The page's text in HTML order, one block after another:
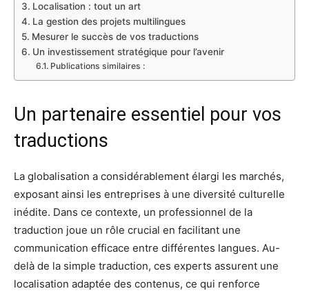
Localisation : tout un art
La gestion des projets multilingues
Mesurer le succès de vos traductions
Un investissement stratégique pour l’avenir
Publications similaires :
Un partenaire essentiel pour vos
traductions
La globalisation a considérablement élargi les marchés,
exposant ainsi les entreprises à une diversité culturelle
inédite. Dans ce contexte, un professionnel de la
traduction joue un rôle crucial en facilitant une
communication efficace entre différentes langues. Au-
delà de la simple traduction, ces experts assurent une
localisation adaptée des contenus, ce qui renforce